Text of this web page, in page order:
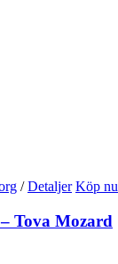
/ Detaljer Köp nu
Tova Mozard